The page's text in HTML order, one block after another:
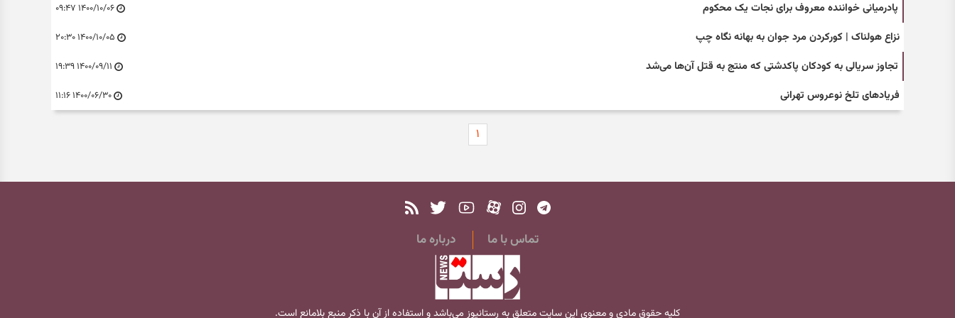
پادرمیانی خواننده معروف برای نجات یک محکوم ۱۴۰۰/۱۰/۰۶ ۰۹:۴۷
نزاع هولناک | کورکردن مرد جوان به بهانه نگاه چپ ۱۴۰۰/۱۰/۰۵ ۲۰:۳۰
تجاوز سریالی به کودکان پاکدشتی که منتج به قتل آن‌ها می‌شد ۱۴۰۰/۰۹/۱۱ ۱۹:۳۹
فریادهای تلخ نوعروس تهرانی ۱۴۰۰/۰۶/۳۰ ۱۱:۱۶
۱
تماس با ما درباره ما
کلیه حقوق مادی و معنوی این سایت متعلق به رستانیوز می‌باشد و استفاده از آن با ذکر منبع بلامانع است.